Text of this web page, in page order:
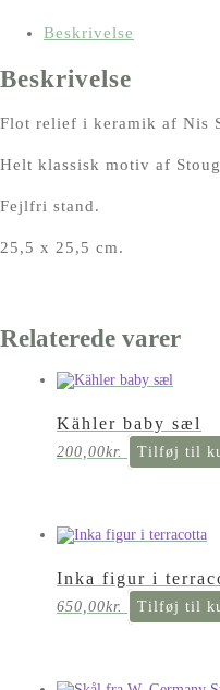
Beskrivelse
Beskrivelse
Flot relief i keramik af Nis
Helt klassisk motiv af
Fejlfri stand.
25,5 x 25,5 cm.
Relaterede varer
Kähler baby sæl
200,00kr. Tilføj til
Inka figur i
650,00kr. Tilføj til